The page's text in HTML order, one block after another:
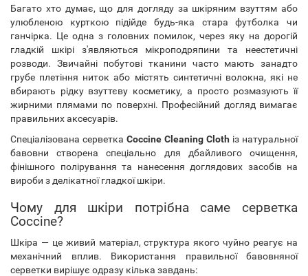
Багато хто думає, що для догляду за шкіряним взуттям або
улюбленою курткою підійде будь-яка стара футболка чи
ганчірка. Це одна з головних помилок, через яку на дорогій
гладкій шкірі з'являються мікроподряпини та неестетичні
розводи. Звичайні побутові тканини часто мають занадто
грубе плетіння ниток або містять синтетичні волокна, які не
вбирають рідку взуттєву косметику, а просто розмазують її
жирними плямами по поверхні. Професійний догляд вимагає
правильних аксесуарів.
Спеціалізована серветка Coccine Cleaning Cloth із натуральної
бавовни створена спеціально для дбайливого очищення,
фінішного полірування та нанесення доглядових засобів на
вироби з делікатної гладкої шкіри.
Чому для шкіри потрібна саме серветка
Coccine?
Шкіра — це живий матеріал, структура якого чуйно реагує на
механічний вплив. Використання правильної бавовняної
серветки вирішує одразу кілька завдань: